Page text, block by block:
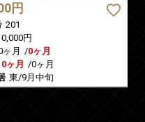
円
201
円
ヶ月 /0ヶ月
0ヶ月 /0ヶ月
東/9月中旬